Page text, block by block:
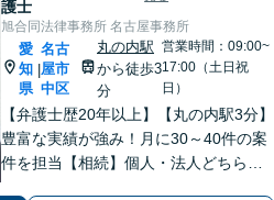
護士
旭合同法律事務所 名古屋事務所
愛
知
県
|
名古
屋市
中区
丸の内駅
から徒歩3
分
営業時間：09:00~
17:00（土日祝
日）
【弁護士歴20年以上】【丸の内駅3分】
豊富な実績が強み！月に30～40件の案
件を担当【相続】個人・法人どちらの